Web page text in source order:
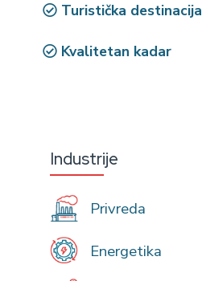
Turistička destinacija
Kvalitetan kadar
Industrije
Privreda
Energetika